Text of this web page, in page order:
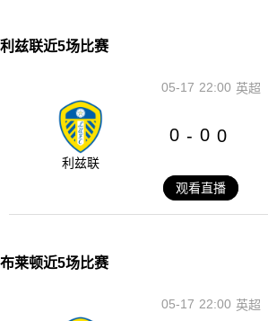
利兹联近5场比赛
22:00
05-17 英超
利兹联
0 - 0 0
观看直播
布莱顿近5场比赛
22:00
05-17 英超